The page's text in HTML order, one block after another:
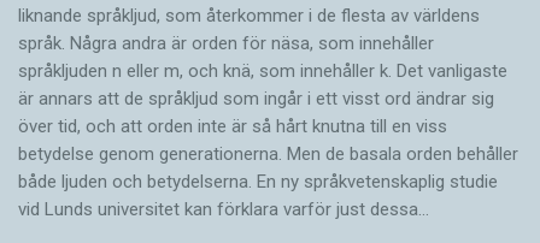
liknande språkljud, som återkommer i de flesta av världens
språk. Några andra är orden för näsa, som innehåller
språkljuden n eller m, och knä, som innehåller k. Det vanligaste
är annars att de språkljud som ingår i ett visst ord ändrar sig
över tid, och att orden inte är så hårt knutna till en viss
betydelse genom generationerna. Men de basala orden behåller
både ljuden och betydelserna. En ny språkvetenskaplig studie
vid Lunds universitet kan förklara varför just dessa…